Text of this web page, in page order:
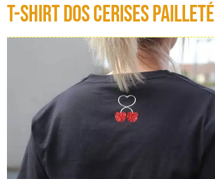
T-shirt Dos Cerises